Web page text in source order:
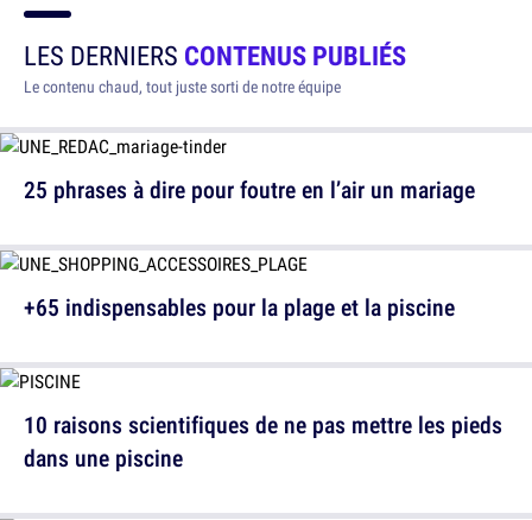
LES DERNIERS CONTENUS PUBLIÉS
Le contenu chaud, tout juste sorti de notre équipe
25 phrases à dire pour foutre en l’air un mariage
10 raisons scientifiques de ne pas mettre les pieds
dans une piscine
+65 indispensables pour la plage et la piscine